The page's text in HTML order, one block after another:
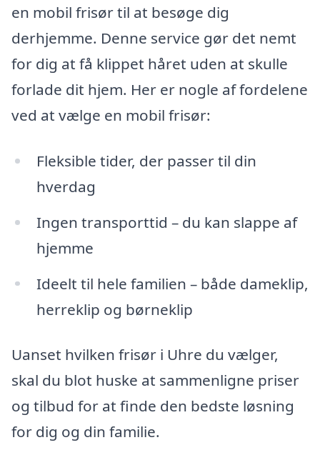
en mobil frisør til at besøge dig
derhjemme. Denne service gør det nemt
for dig at få klippet håret uden at skulle
forlade dit hjem. Her er nogle af fordelene
ved at vælge en mobil frisør:
Fleksible tider, der passer til din
hverdag
Ingen transporttid – du kan slappe af
hjemme
Ideelt til hele familien – både dameklip,
herreklip og børneklip
Uanset hvilken frisør i Uhre du vælger,
skal du blot huske at sammenligne priser
og tilbud for at finde den bedste løsning
for dig og din familie.